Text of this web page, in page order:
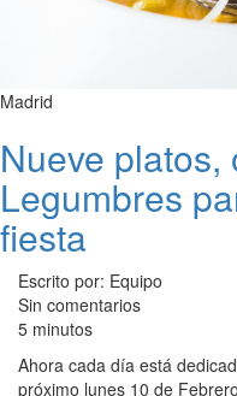
Madrid
Nueve platos,
Legumbres
fiesta
Escrito por: Equipo
Sin comentarios
5 minutos
Ahora cada día está
próximo lunes 10 de